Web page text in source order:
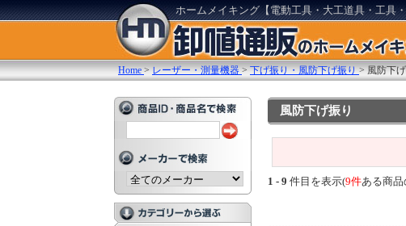
ホームメイキング【電動工具・大工道具・工具
Home >レーザー・測量機器 >下げ振り・風防下げ振り >風防下
風防下げ振り
1 - 9 件目を表示(9件ある商品